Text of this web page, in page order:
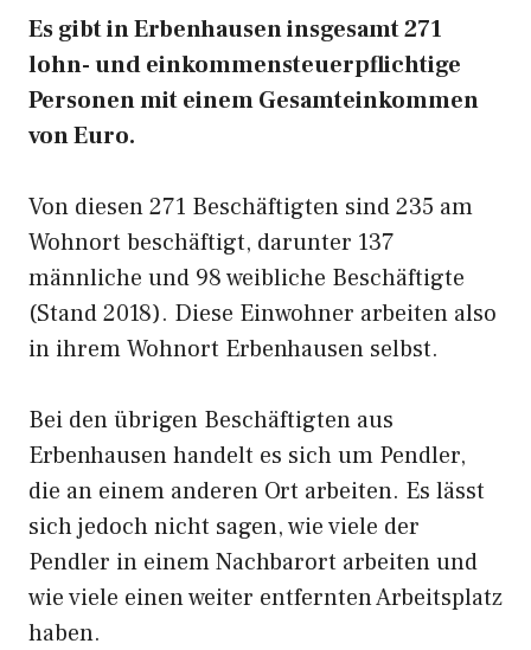
Es gibt in Erbenhausen insgesamt 271
lohn- und einkommensteuerpflichtige
Personen mit einem Gesamteinkommen
von Euro.
Von diesen 271 Beschäftigten sind 235 am
Wohnort beschäftigt, darunter 137
männliche und 98 weibliche Beschäftigte
(Stand 2018). Diese Einwohner arbeiten also
in ihrem Wohnort Erbenhausen selbst.
Bei den übrigen Beschäftigten aus
Erbenhausen handelt es sich um Pendler,
die an einem anderen Ort arbeiten. Es lässt
sich jedoch nicht sagen, wie viele der
Pendler in einem Nachbarort arbeiten und
wie viele einen weiter entfernten Arbeitsplatz
haben.